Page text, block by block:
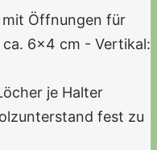
mit Öffnungen für
6x4 cm - Vertikal:
je Halter
fest zu